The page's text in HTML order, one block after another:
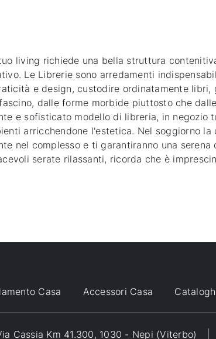
living richiede una bella struttura
Le Librerie sono arredamenti
e design, custodire ordinatamente
dalle forme morbide piuttosto che
e sofisticato modello di libreria, in negozio
arricchendone l'estetica. Nel soggiorno
nel complesso e ti garantiranno una serena
serate rilassanti, ricorda che è
Casa Accessori Casa
Cassia Km 41.300, 1030 - Nepi (Viterbo)